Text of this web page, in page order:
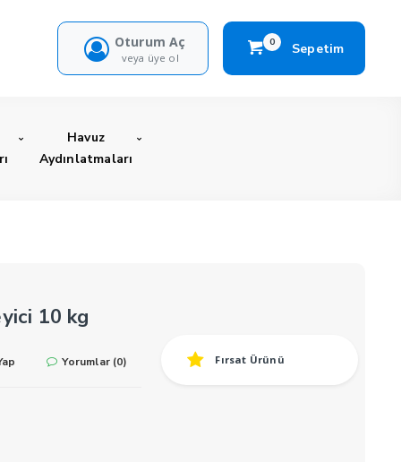
Oturum Aç
veya üye ol
0 Sepetim
Havuz
Aydınlatmaları
10 kg
Yorumlar (0) Fırsat Ürünü